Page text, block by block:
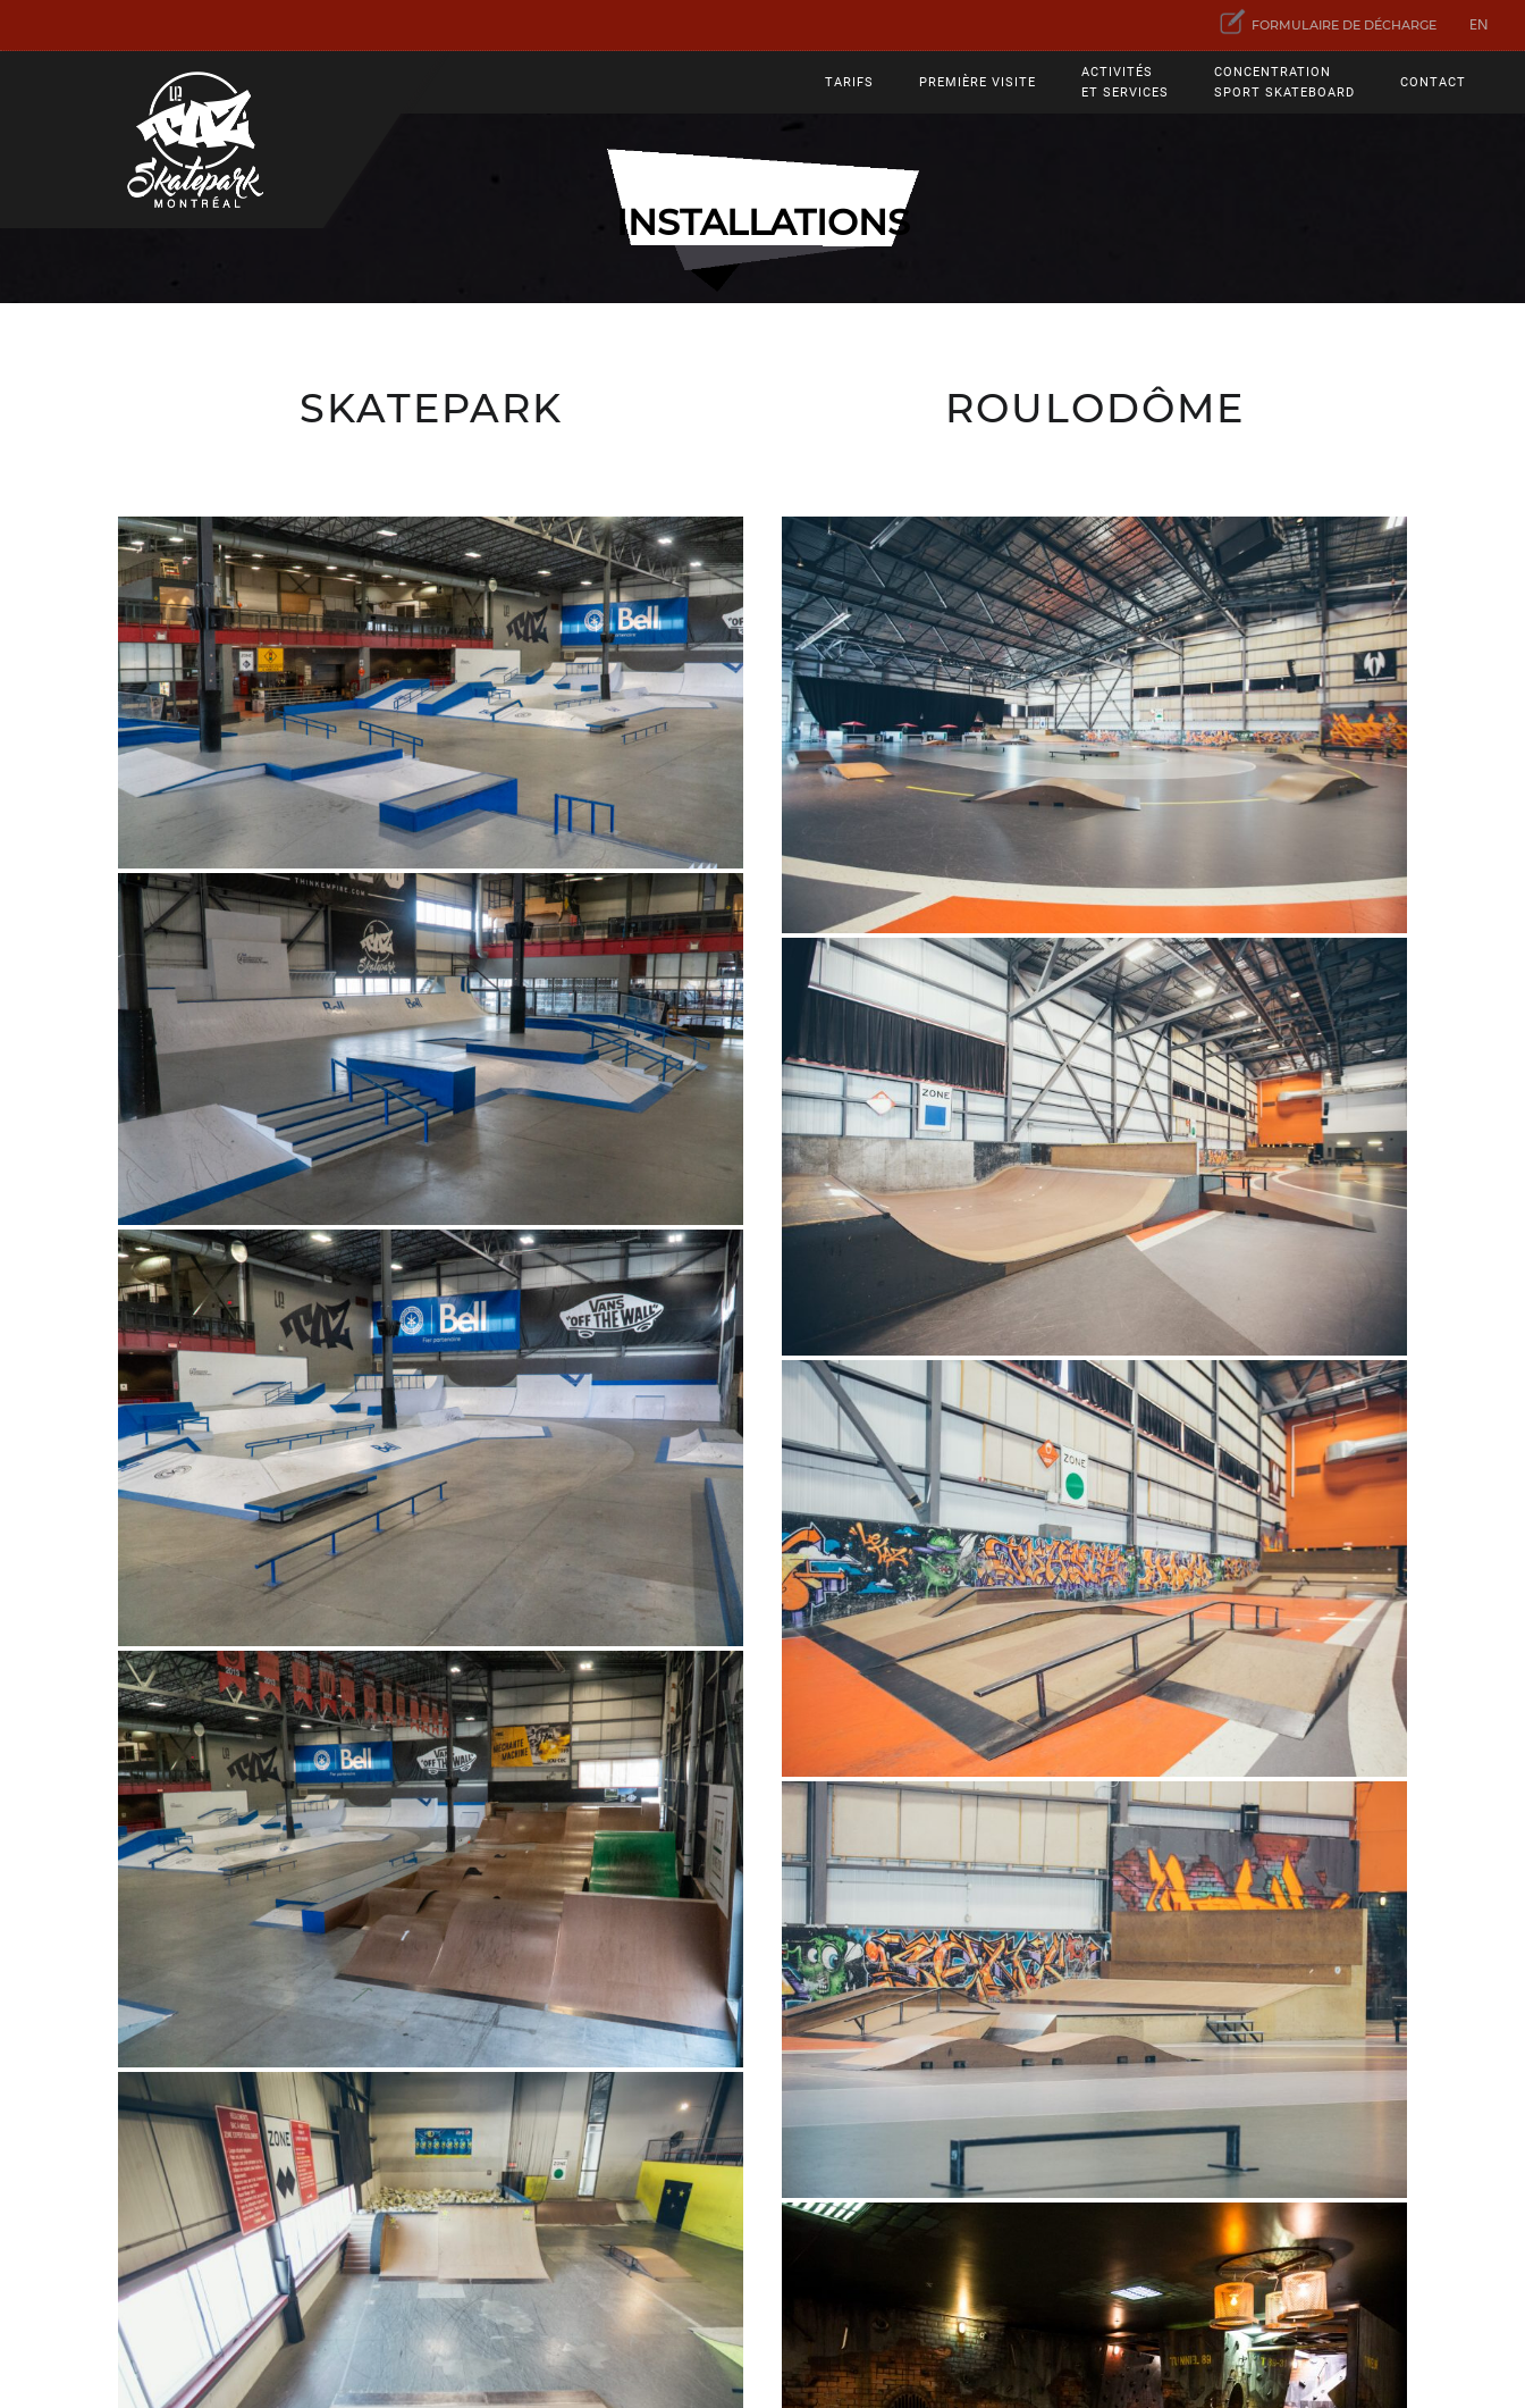
FORMULAIRE DE DÉCHARGE EN
TARIFS PREMIÈRE VISITE
ACTIVITÉS
ET SERVICES
CONCENTRATION
SPORT SKATEBOARD
CONTACT
INSTALLATIONS
SKATEPARK ROULODÔME